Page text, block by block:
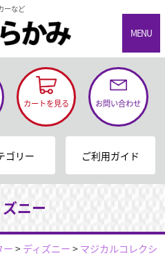
ーなど
MENU
カートを見る お問い合わせ
ゴリー ご利用ガイド
ニー
ー > ディズニー > マジカルコレクシ